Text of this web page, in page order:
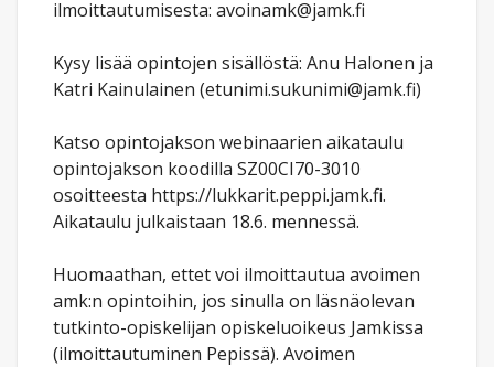
ilmoittautumisesta: avoinamk@jamk.fi
Kysy lisää opintojen sisällöstä: Anu Halonen ja
Katri Kainulainen (etunimi.sukunimi@jamk.fi)
Katso opintojakson webinaarien aikataulu
opintojakson koodilla SZ00CI70-3010
osoitteesta https://lukkarit.peppi.jamk.fi.
Aikataulu julkaistaan 18.6. mennessä.
Huomaathan, ettet voi ilmoittautua avoimen
amk:n opintoihin, jos sinulla on läsnäolevan
tutkinto-opiskelijan opiskeluoikeus Jamkissa
(ilmoittautuminen Pepissä). Avoimen